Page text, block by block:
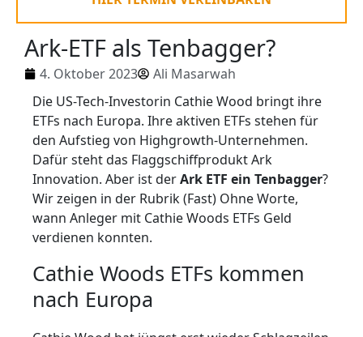
Ark-ETF als Tenbagger?
4. Oktober 2023
Ali Masarwah
Die US-Tech-Investorin Cathie Wood bringt ihre
ETFs nach Europa. Ihre aktiven ETFs stehen für
den Aufstieg von Highgrowth-Unternehmen.
Dafür steht das Flaggschiffprodukt Ark
Innovation. Aber ist derArk ETF ein Tenbagger?
Wir zeigen in der Rubrik (Fast) Ohne Worte,
wann Anleger mit Cathie Woods ETFs Geld
verdienen konnten.
Cathie Woods ETFs kommen
nach Europa